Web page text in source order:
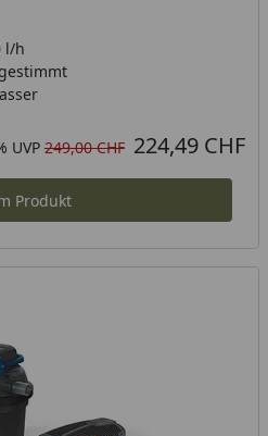
l/h
in ProzentPreis
UVP 249,00 CHF
Preis 224,49 CHF
Produkt